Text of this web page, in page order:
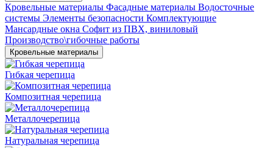
Кровельные материалы Фасадные материалы Водосточные
системы Элементы безопасности Комплектующие
Мансардные окна Софит из ПВХ, виниловый
Производство\гибочные работы
Кровельные материалы
Гибкая черепица
Композитная черепица
Металлочерепица
Натуральная черепица